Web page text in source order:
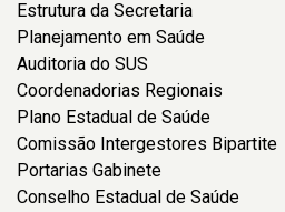
Estrutura da Secretaria
Planejamento em Saúde
Auditoria do SUS
Coordenadorias Regionais
Plano Estadual de Saúde
Comissão Intergestores Bipartite
Portarias Gabinete
Conselho Estadual de Saúde